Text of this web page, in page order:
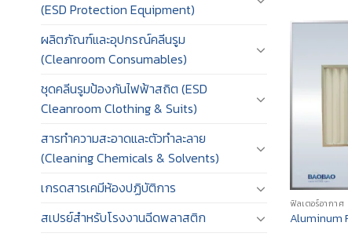
(ESD Protection Equipment)
ผลิตภัณฑ์และอุปกรณ์คลีนรูม
(Cleanroom Consumables)
ชุดคลีนรูมป้องกันไฟฟ้าสถิต (ESD
Cleanroom Clothing & Suits)
สารทำความสะอาดและตัวทำละลาย
(Cleaning Chemicals & Solvents)
เกรดสารเคมีห้องปฏิบัติการ
สเปรย์สำหรับโรงงานฉีดพลาสติก
ฟิลเตอร์อากาศ
Aluminum